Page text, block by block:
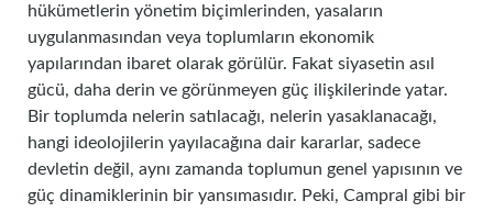
hükümetlerin yönetim biçimlerinden, yasaların
uygulanmasından veya toplumların ekonomik
yapılarından ibaret olarak görülür. Fakat siyasetin asıl
gücü, daha derin ve görünmeyen güç ilişkilerinde yatar.
Bir toplumda nelerin satılacağı, nelerin yasaklanacağı,
hangi ideolojilerin yayılacağına dair kararlar, sadece
devletin değil, aynı zamanda toplumun genel yapısının ve
güç dinamiklerinin bir yansımasıdır. Peki, Campral gibi bir